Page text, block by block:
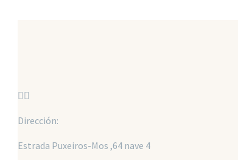

Dirección:
Estrada Puxeiros-Mos ,64 nave 4